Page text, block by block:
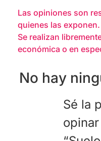
Las opiniones son
quienes las exponen.
Se realizan
económica o en
No hay
Sé la